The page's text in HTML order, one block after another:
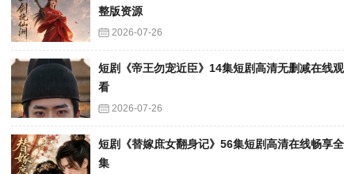
整版资源
2026-07-26
短剧《帝王勿宠近臣》14集短剧高清无删减在线观
看
2026-07-26
短剧《替嫁庶女翻身记》56集短剧高清在线畅享全
集